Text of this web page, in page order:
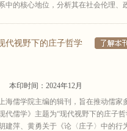
中的核心地位，分析其在社会伦理、
代视野下的庄子哲学
本印时间：2024年12月
海儒学院主编的辑刊，旨在推动儒
代儒学》主题为“现代视野下的庄子
建萍、黄勇关于《论〈庄子〉中的行